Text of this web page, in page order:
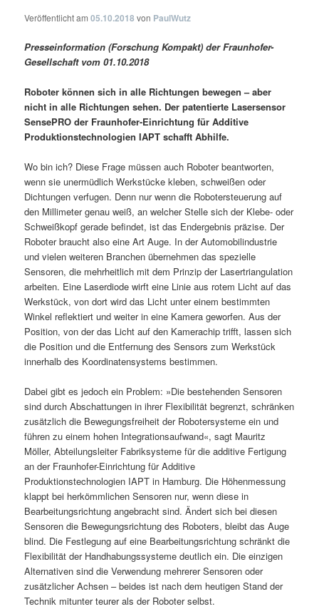
Veröffentlicht am05.10.2018 von PaulWutz
Presseinformation (Forschung Kompakt) der Fraunhofer-
Gesellschaft vom 01.10.2018
Roboter können sich in alle Richtungen bewegen – aber
nicht in alle Richtungen sehen. Der patentierte Lasersensor
SensePRO der Fraunhofer-Einrichtung für Additive
Produktionstechnologien IAPT schafft Abhilfe.
Wo bin ich? Diese Frage müssen auch Roboter beantworten,
wenn sie unermüdlich Werkstücke kleben, schweißen oder
Dichtungen verfugen. Denn nur wenn die Robotersteuerung auf
den Millimeter genau weiß, an welcher Stelle sich der Klebe- oder
Schweißkopf gerade befindet, ist das Endergebnis präzise. Der
Roboter braucht also eine Art Auge. In der Automobilindustrie
und vielen weiteren Branchen übernehmen das spezielle
Sensoren, die mehrheitlich mit dem Prinzip der Lasertriangulation
arbeiten. Eine Laserdiode wirft eine Linie aus rotem Licht auf das
Werkstück, von dort wird das Licht unter einem bestimmten
Winkel reflektiert und weiter in eine Kamera geworfen. Aus der
Position, von der das Licht auf den Kamerachip trifft, lassen sich
die Position und die Entfernung des Sensors zum Werkstück
innerhalb des Koordinatensystems bestimmen.
Dabei gibt es jedoch ein Problem: »Die bestehenden Sensoren
sind durch Abschattungen in ihrer Flexibilität begrenzt, schränken
zusätzlich die Bewegungsfreiheit der Robotersysteme ein und
führen zu einem hohen Integrationsaufwand«, sagt Mauritz
Möller, Abteilungsleiter Fabriksysteme für die additive Fertigung
an der Fraunhofer-Einrichtung für Additive
Produktionstechnologien IAPT in Hamburg. Die Höhenmessung
klappt bei herkömmlichen Sensoren nur, wenn diese in
Bearbeitungsrichtung angebracht sind. Ändert sich bei diesen
Sensoren die Bewegungsrichtung des Roboters, bleibt das Auge
blind. Die Festlegung auf eine Bearbeitungsrichtung schränkt die
Flexibilität der Handhabungssysteme deutlich ein. Die einzigen
Alternativen sind die Verwendung mehrerer Sensoren oder
zusätzlicher Achsen – beides ist nach dem heutigen Stand der
Technik mitunter teurer als der Roboter selbst.